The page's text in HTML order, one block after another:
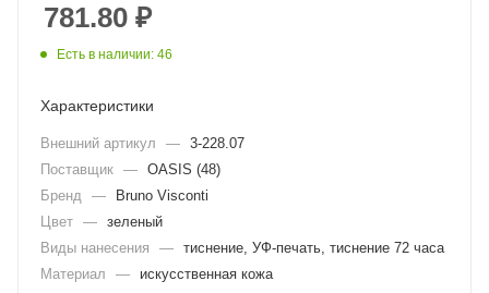
781.80 ₽
Есть в наличии: 46
Характеристики
Внешний артикул — 3-228.07
Поставщик — OASIS (48)
Бренд
—
Bruno Visconti
Цвет — зеленый
Виды нанесения
— тиснение, УФ-печать, тиснение 72 часа
Материал
— искусственная кожа